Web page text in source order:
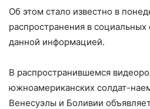
Об этом стало известно в
распространения в социальных
данной информацией.
В распространившемся
южноамериканских солдат-
Венесуэлы и Боливии